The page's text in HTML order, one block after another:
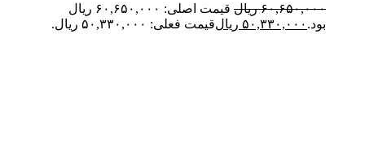
۶۰,۶۵۰,۰۰۰ ریال
قیمت اصلی: ۶۰,۶۵۰,۰۰۰ ریال
بود. ۵۰,۳۳۰,۰۰۰ ریالقیمت فعلی: ۵۰,۳۳۰,۰۰۰ ریال.